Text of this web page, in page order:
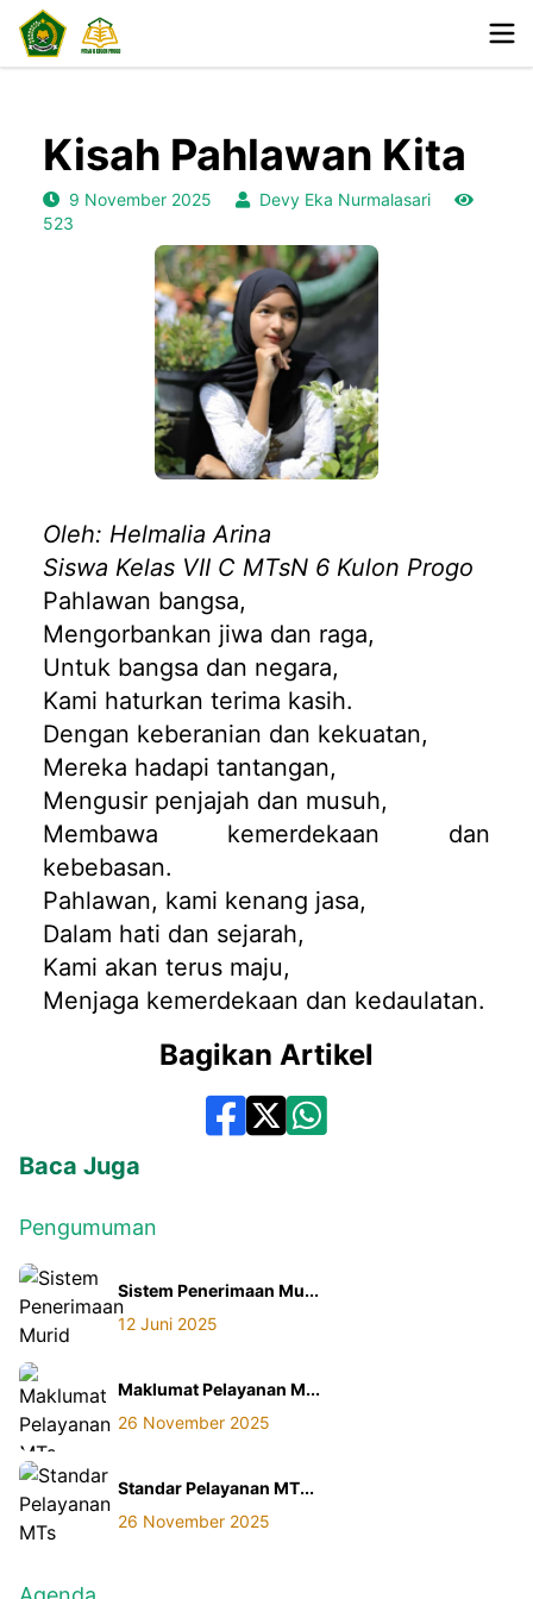
Kisah Pahlawan Kita
9 November 2025
Devy Eka Nurmalasari
523
Oleh: Helmalia Arina
Siswa Kelas VII C MTsN 6 Kulon Progo
Pahlawan bangsa,
Mengorbankan jiwa dan raga,
Untuk bangsa dan negara,
Kami haturkan terima kasih.
Dengan keberanian dan kekuatan,
Mereka hadapi tantangan,
Mengusir penjajah dan musuh,
Membawa kemerdekaan dan
kebebasan.
Pahlawan, kami kenang jasa,
Dalam hati dan sejarah,
Kami akan terus maju,
Menjaga kemerdekaan dan kedaulatan.
Bagikan Artikel
Baca Juga
Pengumuman
Sistem Penerimaan Mu...
12 Juni 2025
Maklumat Pelayanan M...
26 November 2025
Standar Pelayanan MT...
26 November 2025